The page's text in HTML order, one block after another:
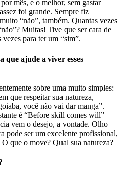
mês, e o melhor, sem gastar
foi grande. Sempre fiz
“não”, também. Quantas vezes
Muitas! Tive que ser cara de
para ter um “sim”.
que ajude a viver esses
sobre uma muito simples:
que respeitar sua natureza,
você não vai dar manga”.
é “Before skill comes will” –
vem o desejo, a vontade. Olho
pode ser um excelente profissional,
que o move? Qual sua natureza?